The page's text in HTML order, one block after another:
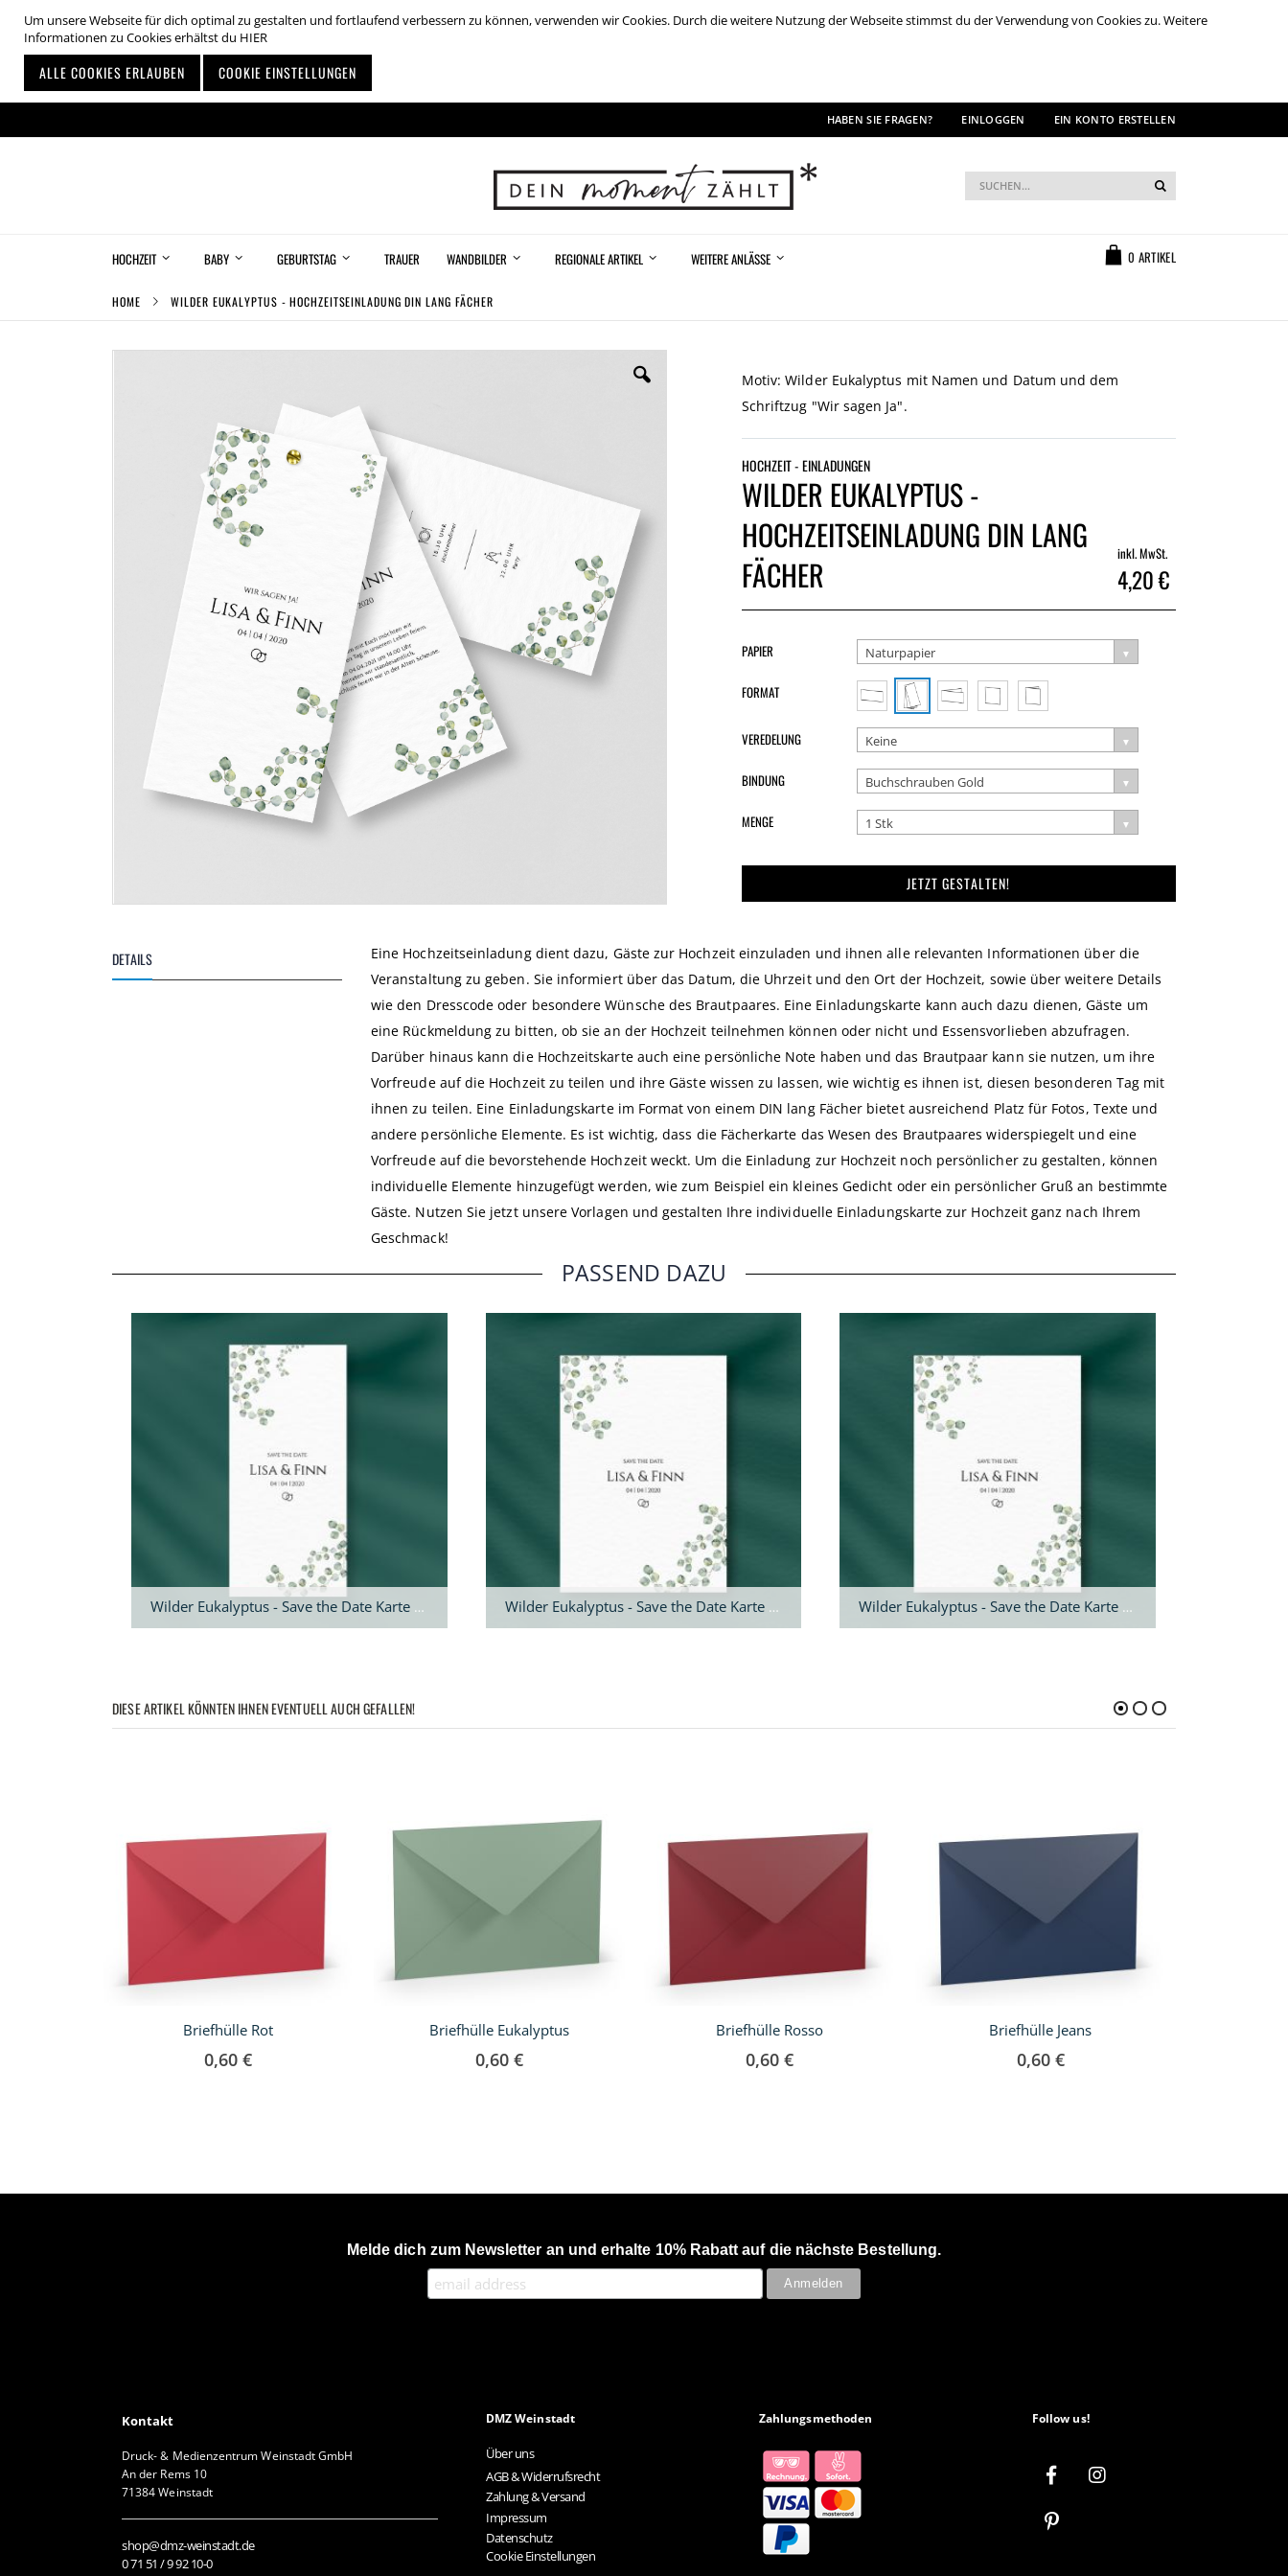
Um unsere Webseite für dich optimal zu gestalten und fortlaufend verbessern zu können, verwenden wir Cookies. Durch die weitere Nutzung der Webseite stimmst du der Verwendung von Cookies zu. Weitere
Informationen zu Cookies erhältst du HIER
ALLE COOKIES ERLAUBEN COOKIE EINSTELLUNGEN
Inhalt
HABEN SIE FRAGEN? EINLOGGEN EIN KONTO ERSTELLEN
0 ARTIKEL
Suche
HOCHZEIT BABY GEBURTSTAG TRAUER WANDBILDER REGIONALE ARTIKEL WEITERE ANLÄSSE
HOME WILDER EUKALYPTUS - HOCHZEITSEINLADUNG DIN LANG FÄCHER
Bildgalerie
springen
Motiv: Wilder Eukalyptus mit Namen und Datum und dem
Schriftzug "Wir sagen Ja".
HOCHZEIT - EINLADUNGEN
WILDER EUKALYPTUS -
HOCHZEITSEINLADUNG DIN LANG
FÄCHER
inkl. MwSt.
4,20 €
MENGE 1 Stk
PAPIER Naturpapier
FORMAT
VEREDELUNG Keine
BINDUNG Buchschrauben Gold
JETZT GESTALTEN!
DETAILS
Eine Hochzeitseinladung dient dazu, Gäste zur Hochzeit einzuladen und ihnen alle relevanten Informationen über die
Veranstaltung zu geben. Sie informiert über das Datum, die Uhrzeit und den Ort der Hochzeit, sowie über weitere Details
wie den Dresscode oder besondere Wünsche des Brautpaares. Eine Einladungskarte kann auch dazu dienen, Gäste um
eine Rückmeldung zu bitten, ob sie an der Hochzeit teilnehmen können oder nicht und Essensvorlieben abzufragen.
Darüber hinaus kann die Hochzeitskarte auch eine persönliche Note haben und das Brautpaar kann sie nutzen, um ihre
Vorfreude auf die Hochzeit zu teilen und ihre Gäste wissen zu lassen, wie wichtig es ihnen ist, diesen besonderen Tag mit
ihnen zu teilen. Eine Einladungskarte im Format von einem DIN lang Fächer bietet ausreichend Platz für Fotos, Texte und
andere persönliche Elemente. Es ist wichtig, dass die Fächerkarte das Wesen des Brautpaares widerspiegelt und eine
Vorfreude auf die bevorstehende Hochzeit weckt. Um die Einladung zur Hochzeit noch persönlicher zu gestalten, können
individuelle Elemente hinzugefügt werden, wie zum Beispiel ein kleines Gedicht oder ein persönlicher Gruß an bestimmte
Gäste. Nutzen Sie jetzt unsere Vorlagen und gestalten Ihre individuelle Einladungskarte zur Hochzeit ganz nach Ihrem
Geschmack!
PASSEND DAZU
Wilder Eukalyptus - Save the Date Karte DIN lang Wilder Eukalyptus - Save the Date Karte A6 Wilder Eukalyptus - Save the Date Karte A5
DIESE ARTIKEL KÖNNTEN IHNEN EVENTUELL AUCH GEFALLEN!
Briefhülle Rot
0,60 €
Briefhülle Eukalyptus
0,60 €
Briefhülle Rosso
0,60 €
Briefhülle Jeans
0,60 €
Melde dich zum Newsletter an und erhalte 10% Rabatt auf die nächste Bestellung.
Kontakt
Druck- & Medienzentrum Weinstadt GmbH
An der Rems 10
71384 Weinstadt
shop@dmz-weinstadt.de
0 71 51 / 9 92 10-0
DMZ Weinstadt
Über uns
AGB & Widerrufsrecht
Zahlung & Versand
Impressum
Datenschutz
Cookie Einstellungen
Zahlungsmethoden Follow us!